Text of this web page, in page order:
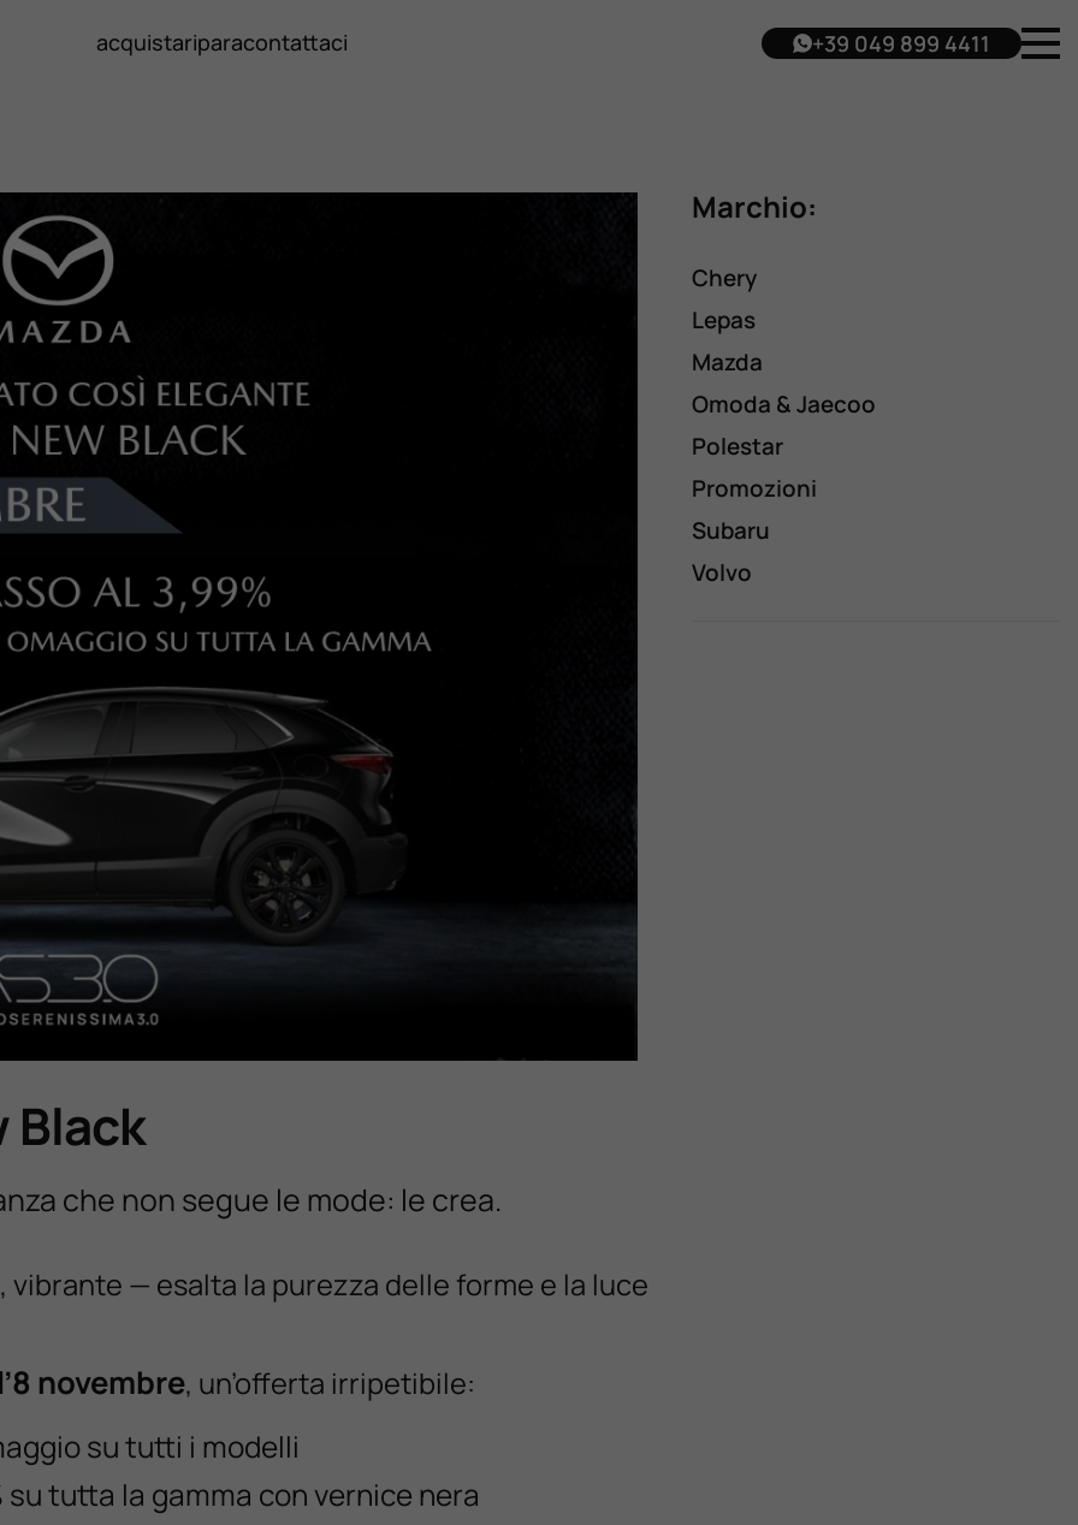
acquistariparacontattaci +39 049 899 4411
Black
che non segue le mode: le crea.
— esalta la purezza delle forme e la luce
novembre, un’offerta irripetibile:
su tutti i modelli
tutta la gamma con vernice nera
Marchio:
Chery
Lepas
Mazda
Omoda & Jaecoo
Polestar
Promozioni
Subaru
Volvo